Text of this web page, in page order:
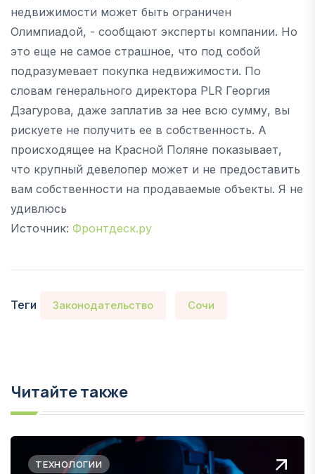
недвижимости может быть ограничен
Олимпиадой, - сообщают эксперты компании. Но
это еще не самое страшное, что под собой
подразумевает покупка недвижимости. По
словам генерального директора PLR Георгия
Дзагурова, даже заплатив за нее всю сумму, вы
рискуете не получить ее в собственность. А
происходящее на Красной Поляне показывает,
что крупный девелопер может и не предоставить
вам собственности на продаваемые объекты. Я не
удивлюсь
Источник: Фронтдеск.ру
Теги Законодательство Сочи
Читайте также
ТЕХНОЛОГИИ